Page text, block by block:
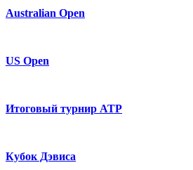
Australian Open
US Open
Итоговый турнир ATP
Кубок Дэвиса